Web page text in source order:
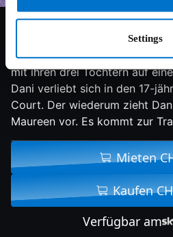
Settings
7.4/10 1991 96
Louisiana in den 50er-Jahren:
mit ihren drei Töchtern auf
Dani verliebt sich in den 17-
Court. Der wiederum zieht
Maureen vor. Es kommt zur
Mieten
Kaufen
Verfügbar am